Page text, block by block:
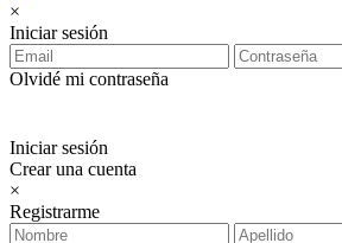
×
Iniciar sesión
Olvidé mi contraseña
Iniciar sesión
Crear una cuenta
×
Registrarme